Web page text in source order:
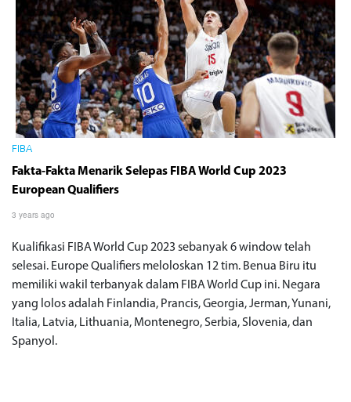
FIBA
Fakta-Fakta Menarik Selepas FIBA World Cup 2023
European Qualifiers
3 years ago
Kualifikasi FIBA World Cup 2023 sebanyak 6 window telah
selesai. Europe Qualifiers meloloskan 12 tim. Benua Biru itu
memiliki wakil terbanyak dalam FIBA World Cup ini. Negara
yang lolos adalah Finlandia, Prancis, Georgia, Jerman, Yunani,
Italia, Latvia, Lithuania, Montenegro, Serbia, Slovenia, dan
Spanyol.